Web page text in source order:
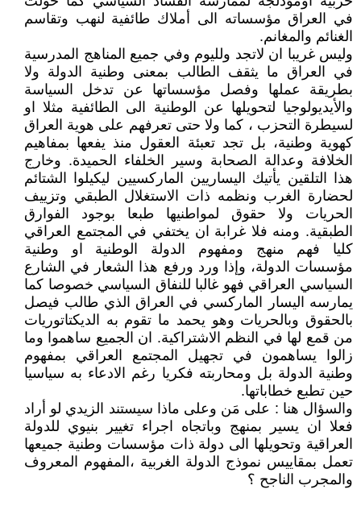
في العراق مؤسساته الى أملاك طائفية لنهب وتقاسم
الغنائم والمغانم.
وليس غريبا ان لاتجد ولليوم وفي جميع المناهج المدرسية
في العراق ما يثقف الطالب بمعنى وطنية الدولة ولا
بطريقة عملها وفصل مؤسساتها عن تدخل السياسة
والأيديولوجيا لتحويلها عن الوطنية الى الطائفية مثلا او
لسيطرة التحزب ، كما ولا حتى تعرفهم على هوية العراق
كهوية وطنية، بل تجد تعبئة العقول منذ يفعها بمفاهيم
الخلافة وعدالة الصحابة وسير الخلفاء الحميدة. وخارج
هذا التلقين يأتيك اليساريين الماركسيين ليكيلوا الشتائم
لحضارة الغرب ونظمه ذات الاستغلال الطبقي وتزييف
الحريات ولا حقوق لمواطنيها طبعا بوجود الفوارق
الطبقية. ومنه فلا غرابة ان يختفي في المجتمع العراقي
كليا فهم منهج ومفهوم الدولة الوطنية او وطنية
مؤسسات الدولة، وإذا ورد ورفع هذا الشعار في الشارع
السياسي العراقي فهو غالبا للنفاق السياسي خصوصا كما
يمارسه اليسار الماركسي في العراق الذي طالب فيصل
بالحقوق وبالحريات وهو يحمد ما تقوم به الديكتاتوريات
من قمع لها في النظم الاشتراكية. ان الجميع ساهموا وما
زالوا يساهمون في تجهيل المجتمع العراقي بمفهوم
وطنية الدولة بل ومحاربته فكريا رغم الادعاء به سياسيا
حين تطبع خطاباتها.
والسؤال هنا : على مَن وعلى ماذا سيستند الزيدي لو أراد
فعلا ان يسير بمنهج وباتجاه اجراء تغيير بنيوي للدولة
العراقية وتحويلها الى دولة ذات مؤسسات وطنية جميعها
تعمل بمقاييس نموذج الدولة الغربية ،المفهوم المعروف
والمجرب الناجح ؟